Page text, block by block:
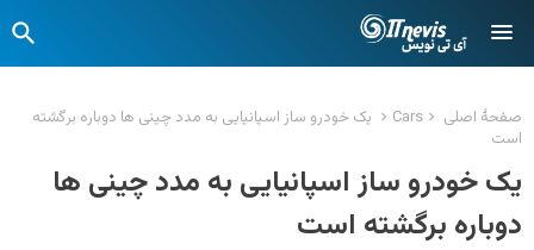
صفحهٔ اصلی Cars
یک خودرو ساز اسپانیایی به مدد چینی ها دوباره برگشته
است
یک خودرو ساز اسپانیایی به مدد چینی ها
دوباره برگشته است